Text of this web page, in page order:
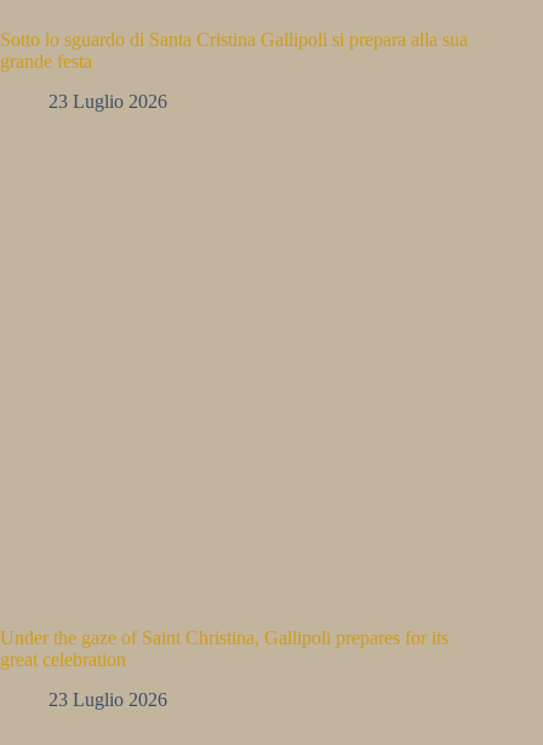
Sotto lo sguardo di Santa Cristina Gallipoli si prepara alla sua
grande festa
23 Luglio 2026
Under the gaze of Saint Christina, Gallipoli prepares for its
great celebration
23 Luglio 2026